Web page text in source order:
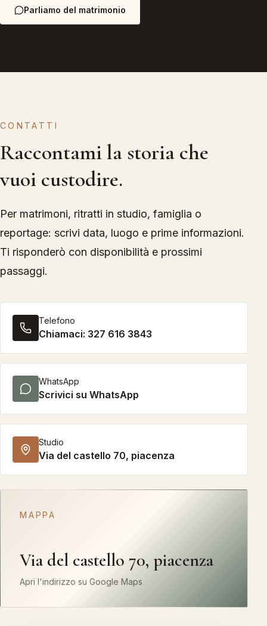
Parliamo del matrimonio
CONTATTI
Raccontami la storia che
vuoi custodire.
Per matrimoni, ritratti in studio, famiglia o
reportage: scrivi data, luogo e prime informazioni.
Ti risponderò con disponibilità e prossimi
passaggi.
Telefono
Chiamaci: 327 616 3843
WhatsApp
Scrivici su WhatsApp
Studio
Via del castello 70, piacenza
MAPPA
Via del castello 70, piacenza
Apri l'indirizzo su Google Maps